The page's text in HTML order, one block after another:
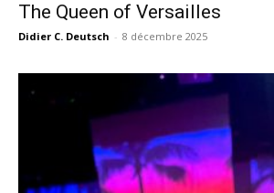
The Queen of Versailles
Didier C. Deutsch - 8 décembre 2025